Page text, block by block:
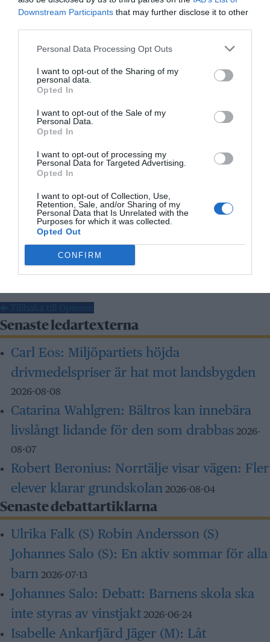
Downstream Participants that may further disclose it to other
Personal Data Processing Opt Outs
I want to opt-out of the Sharing of my
personal data.
Opted In
I want to opt-out of the Sale of my
Personal Data.
Opted In
I want to opt-out of processing my
Personal Data for Targeted Advertising.
Opted In
I want to opt-out of Collection, Use,
Retention, Sale, and/or Sharing of my
Personal Data that Is Unrelated with the
Purposes for which it was collected.
Opted Out
CONFIRM
Nu väljer arbetarna SD
Carl Eos 2026-06-14
Låt barnen äta sig mätta
ANNONS
Konservativ
Självklart ska
Systembolaget ha
söndagsöppet
Senaste ledartexterna
Carl Eos: Miljöpartiets höjda
drivmedelspriser är hat mot landsbygden
2026-08-08
Catarina Wahlgren: Bältros kan innebära
livslångt lidande för den som drabbas 2026-
08-07
Robert Beronius: Norrtälje visar vägen: Fler
elever klarar grundskolan 2026-08-04
Senaste debattartiklarna
Ulrika Falk (S) Robin Andersson (S)
Johannes Salo (S): En aktiv sommar för alla
barn 2026-07-13
Johannes Salo: Debatt: Barnens skola ska
inte styras av vinstjakt 2026-06-24
Isabelle Ankarfjärd Jäger (M): Låt